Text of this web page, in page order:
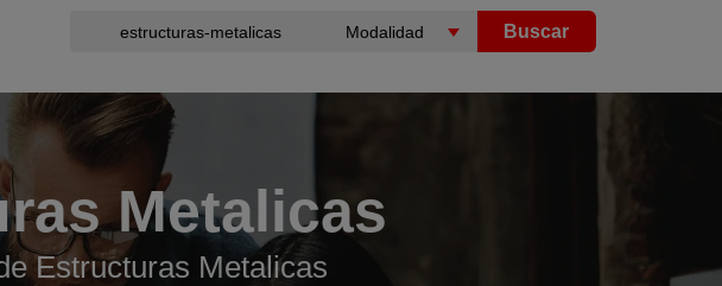
Buscar
Metalicas
Estructuras Metalicas